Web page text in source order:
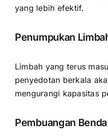
yang lebih efektif.
Penumpukan
Limbah yang terus
penyedotan berkala
mengurangi kapasitas
Pembuangan